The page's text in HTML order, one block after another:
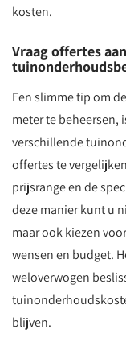
kosten.
Vraag offertes
Een slimme tip om
meter te beheersen,
verschillende
offertes te
prijsrange en de
deze manier kunt u
maar ook kiezen
wensen en budget.
weloverwogen
blijven.